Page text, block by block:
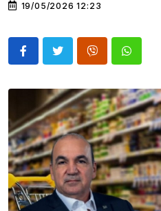
19/05/2026 12:23